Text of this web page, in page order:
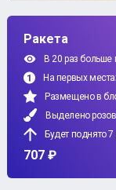
Ракета
В 20 раз больше
На первых
Размещено в
Выделено
Будет поднято
707 ₽